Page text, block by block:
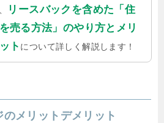
リースバックを含めた「住
売る方法」のやり方とメリ
ト について詳しく解説します！
メリットデメリット